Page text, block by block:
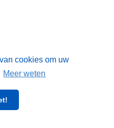
cookies om uw
Meer weten